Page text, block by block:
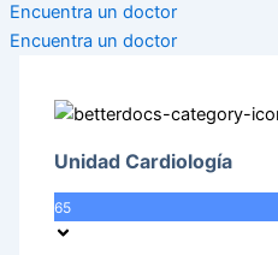
Encuentra un doctor
Encuentra un doctor
Unidad Cardiología
65